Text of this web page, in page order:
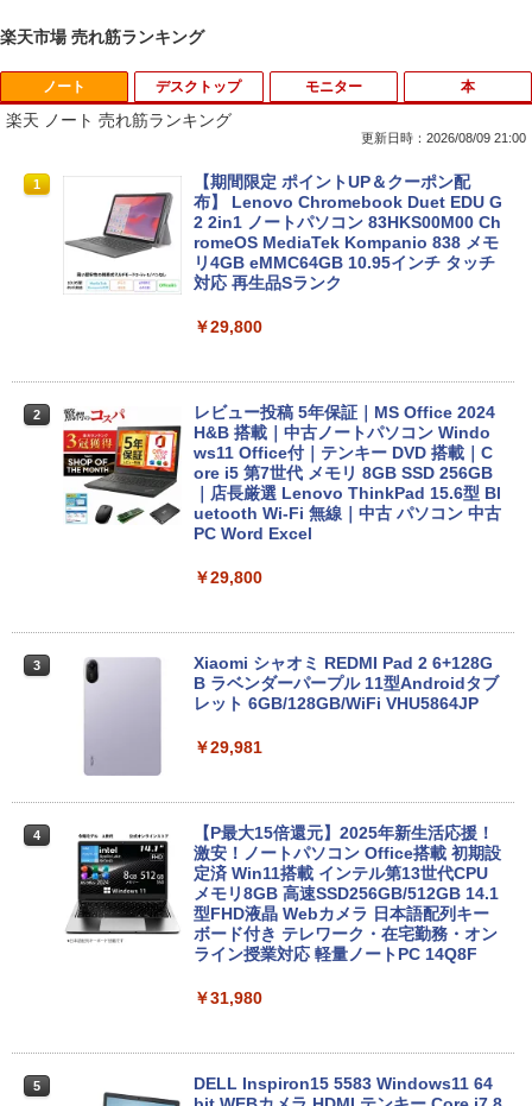
楽天市場 売れ筋ランキング
ノート
楽天 ノート 売れ筋ランキング
更新日時：2026/08/09 21:00
1
【期間限定 ポイントUP＆クーポン配
布】 Lenovo Chromebook Duet EDU G
2 2in1 ノートパソコン 83HKS00M00 Ch
romeOS MediaTek Kompanio 838 メモ
リ4GB eMMC64GB 10.95インチ タッチ
対応 再生品Sランク
￥29,800
2
レビュー投稿 5年保証｜MS Office 2024
H&B 搭載｜中古ノートパソコン Windo
ws11 Office付｜テンキー DVD 搭載｜C
ore i5 第7世代 メモリ 8GB SSD 256GB
｜店長厳選 Lenovo ThinkPad 15.6型 Bl
uetooth Wi-Fi 無線｜中古 パソコン 中古
PC Word Excel
￥29,800
3
Xiaomi シャオミ REDMI Pad 2 6+128G
B ラベンダーパープル 11型Androidタブ
レット 6GB/128GB/WiFi VHU5864JP
￥29,981
4
【P最大15倍還元】2025年新生活応援！
激安！ノートパソコン Office搭載 初期設
定済 Win11搭載 インテル第13世代CPU
メモリ8GB 高速SSD256GB/512GB 14.1
型FHD液晶 Webカメラ 日本語配列キー
ボード付き テレワーク・在宅勤務・オン
ライン授業対応 軽量ノートPC 14Q8F
￥31,980
5
DELL Inspiron15 5583 Windows11 64
デスクトップ モニター 本